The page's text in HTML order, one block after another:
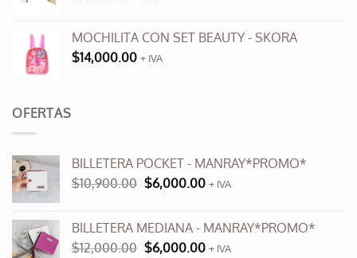
MOCHILITA CON SET BEAUTY - SKORA
$14,000.00 + IVA
OFERTAS
BILLETERA POCKET - MANRAY*PROMO*
$10,900.00 El
era:
$10,900.00.
$6,000.00El
es:
$6,000.00.
+ IVA
BILLETERA MEDIANA - MANRAY*PROMO*
$12,000.00 El
$6,000.00El+ IVA